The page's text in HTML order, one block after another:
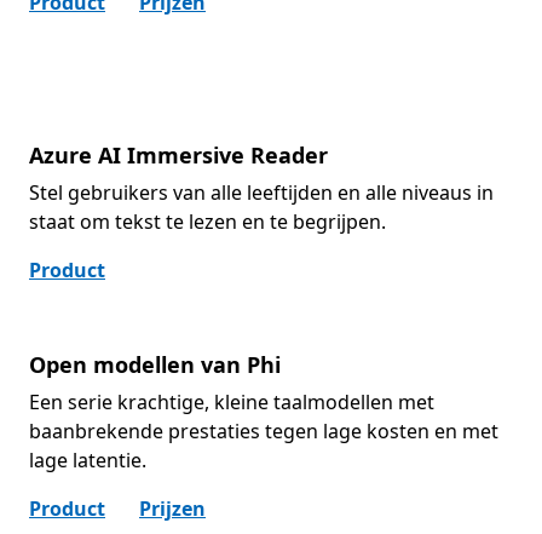
Azure AI Immersive Reader
Stel gebruikers van alle leeftijden en alle niveaus in
staat om tekst te lezen en te begrijpen.
Product
Open modellen van Phi
Een serie krachtige, kleine taalmodellen met
baanbrekende prestaties tegen lage kosten en met
lage latentie.
Product
Prijzen